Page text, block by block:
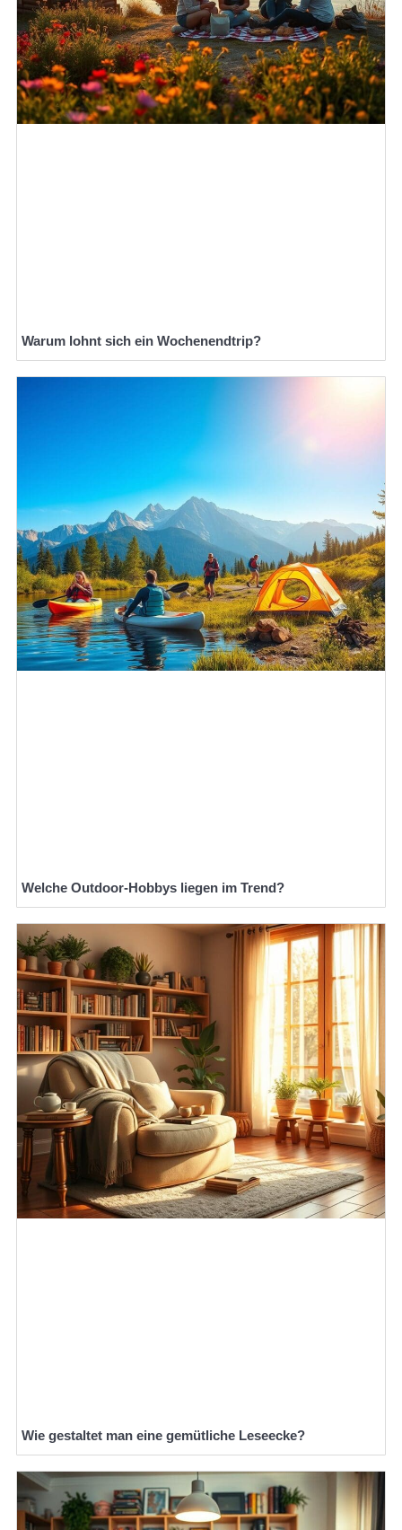
Warum lohnt sich ein Wochenendtrip?
Welche Outdoor-Hobbys liegen im Trend?
Wie gestaltet man eine gemütliche Leseecke?